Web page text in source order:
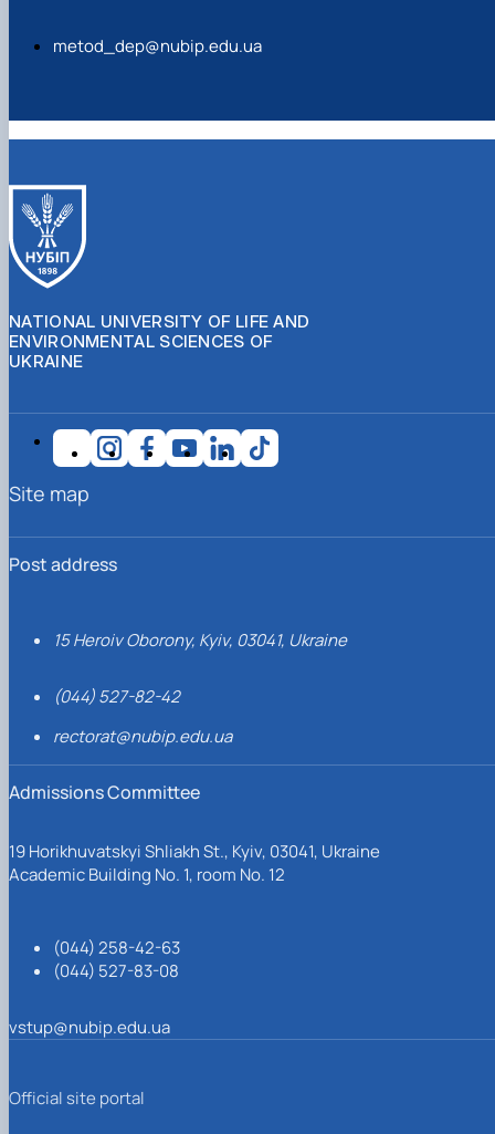
metod_dep@nubip.edu.ua
NATIONAL UNIVERSITY OF LIFE AND
ENVIRONMENTAL SCIENCES OF
UKRAINE
Post address
15 Heroiv Oborony, Kyiv, 03041, Ukraine
(044) 527-82-42
rectorat@nubip.edu.ua
Admissions Committee
19 Horikhuvatskyi Shliakh St., Kyiv, 03041, Ukraine
Academic Building No. 1, room No. 12
(044) 258-42-63
(044) 527-83-08
vstup@nubip.edu.ua
Site map
Official site portal